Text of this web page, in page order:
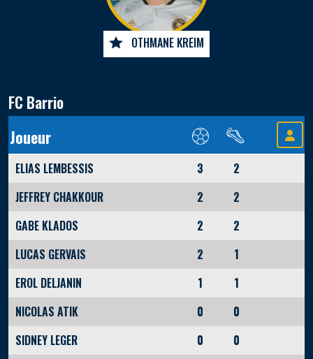
OTHMANE KREIM
FC Barrio
Joueur
ELIAS LEMBESSIS 3
2
JEFFREY CHAKKOUR
2
2
GABE KLADOS
2
2
LUCAS GERVAIS
2
1
EROL DELJANIN
1
1
NICOLAS ATIK
0
0
SIDNEY LEGER
0
0